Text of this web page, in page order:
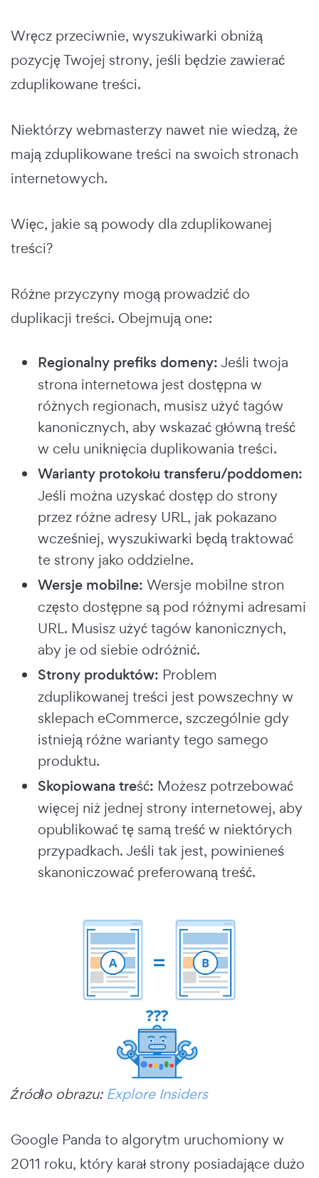
Wręcz przeciwnie, wyszukiwarki obniżą
pozycję Twojej strony, jeśli będzie zawierać
zduplikowane treści.
Niektórzy webmasterzy nawet nie wiedzą, że
mają zduplikowane treści na swoich stronach
internetowych.
Więc, jakie są powody dla zduplikowanej
treści?
Różne przyczyny mogą prowadzić do
duplikacji treści. Obejmują one:
Regionalny prefiks domeny:Jeśli twoja
strona internetowa jest dostępna w
różnych regionach, musisz użyć tagów
kanonicznych, aby wskazać główną treść
w celu uniknięcia duplikowania treści.
Warianty protokołu transferu/poddomen:
Jeśli można uzyskać dostęp do strony
przez różne adresy URL, jak pokazano
wcześniej, wyszukiwarki będą traktować
te strony jako oddzielne.
Wersje mobilne: Wersje mobilne stron
często dostępne są pod różnymi adresami
URL. Musisz użyć tagów kanonicznych,
aby je od siebie odróżnić.
Strony produktów: Problem
zduplikowanej treści jest powszechny w
sklepach eCommerce, szczególnie gdy
istnieją różne warianty tego samego
produktu.
Skopiowana treść: Możesz potrzebować
więcej niż jednej strony internetowej, aby
opublikować tę samą treść w niektórych
przypadkach. Jeśli tak jest, powinieneś
skanoniczować preferowaną treść.
Źródło obrazu: Explore Insiders
Google Panda to algorytm uruchomiony w
2011 roku, który karał strony posiadające dużo